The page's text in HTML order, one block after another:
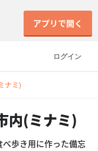
ログイン
アプリで開く
ナミ)
内(ミナミ)
歩き用に作った備忘